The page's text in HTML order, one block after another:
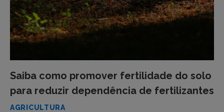
Saiba como promover fertilidade do solo
para reduzir dependência de fertilizantes
AGRICULTURA